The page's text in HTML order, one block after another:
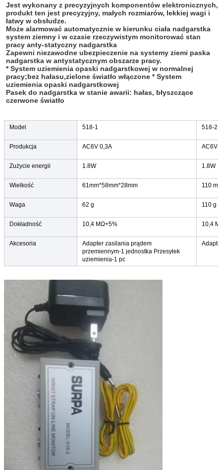
Jest wykonany z precyzyjnych komponentów elektronicznych,
produkt ten jest precyzyjny, małych rozmiarów, lekkiej wagi i
łatwy w obsłudze.
Może alarmować automatycznie w kierunku ciała nadgarstka
system ziemny i w czasie rzeczywistym monitorować stan
pracy anty-statyczny nadgarstka
Zapewni niezawodne ubezpieczenie na systemy ziemi paska
nadgarstka w antystatycznym obszarze pracy.
* System uziemienia opaski nadgarstkowej w normalnej
pracy;bez hałasu,zielone światło włączone * System
uziemienia opaski nadgarstkowej
Pasek do nadgarstka w stanie awarii: hałas, błyszczące
czerwone światło
Model 518-1 518-2
Produkcja AC6V 0,3A AC6V
Zużycie energii 1.8W 1.8W
Wielkość 61mm*58mm*28mm 110
Waga 62 g 110 g
Dokładność 10,4 MΩ+5% 10,4
Akcesoria
Adapter zasilania prądem
przemiennym-1 jednostka Przesyłek
uziemienia-1 pc